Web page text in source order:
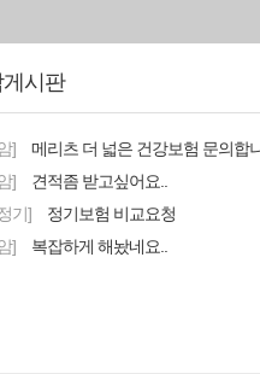
시판
]
메리츠 더 넓은 건강보험 문의합
]
견적좀 받고싶어요..
기]
정기보험 비교요청
]
복잡하게 해놨네요..